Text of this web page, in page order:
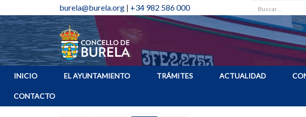
burela@burela.org | +34 982 586 000 Buscar
INICIO EL AYUNTAMIENTO TRÁMITES ACTUALIDAD
CONTACTO